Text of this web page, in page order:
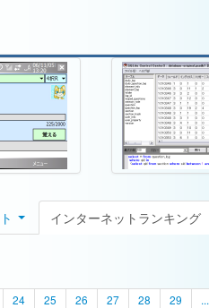
インターネットランキング
24 25 26 27 28 29 ...